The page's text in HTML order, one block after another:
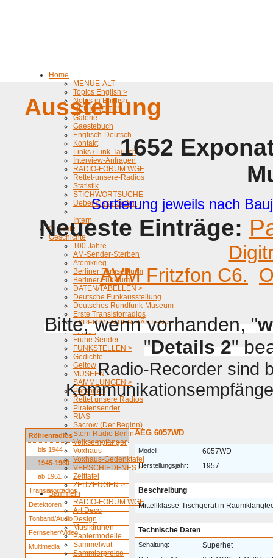
Home
MENUE-ALT
Topics English >
Notes in English
NEUIGKEITEN
Galerie
Gaestebuch
Englisch-Deutsch
Kontakt
Links / Link-Tausch
Interview-Anfragen
RADIO-FORUM WGF
Rettet-unsere-Radios
Statistik
STICHWORTSUCHE
Ueber diese Seiten
---------------------
Intern
Geraete
Geschichte
100 Jahre
AM-Sender-Sterben
Atomkrieg
Berliner Fernsehturm
Berliner Funkturm
DATEN/TABELLEN >
Deutsche Funkausstellung
Deutsches Rundfunk-Museum
Erste Transistorradios
EXPERIMENTIER-KÄSTEN >
Firmen
Frühe Sender
FUNKSTELLEN >
Gedichte
Geltow
MUSEEN
SAMMLUNGEN >
Personen
Rettet unsere Radios
Piratensender
RIAS
Sacrow (Der Beginn)
Stern Radio Berlin
Volksempfänger
Voxhaus
Voxhaus-Gedenktafel
VERSCHIEDENES >
Zeittafel
ZEITZEUGEN >
Sammeln
RADIO-FORUM WGF
Art Deco
Design
Musiktruhen
Papiermodelle
Sammelwut
Sammlerpreise
Ausstellung
1652
Sortierung jeweils nach
Neueste Einträge:
AVM Fritzfon C6.
Bitte, wenn vorhanden, "
"Details 2"
Radio-Recorder sind
Röhrenradios
bis 1944
1945-1960
ab 1961
Transistorradios
Detektoren
Tonband/Audio
Fernseher/Video
Multimedia
AEG 6057WD
Modell: 6057WD
Herstellungsjahr: 1957
Beschreibung
Mittellklasse-Tischgerät in
Technische Daten
Schaltung: Superhet